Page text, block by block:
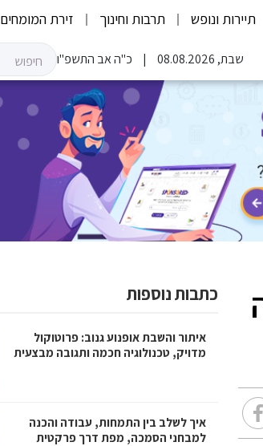
תיירות ונופש תרבות וחינוך זירת המומחים
שבת, 08.08.2026 כ"ה אב התשפ"ו
כתבות נוספות
איתור והשבת אופנוע גנוב: פרוטוקול
מדויק, טכנולוגיה חכמה ותגובה מבצעית
איך לשלב בין התמחות, עבודה והכנה
למבחני הסמכה, מפת דרך פרקטית